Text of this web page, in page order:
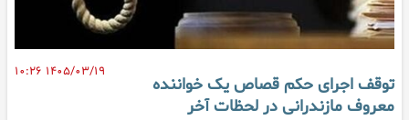
۱۴۰۵/۰۳/۱۹ ۱۰:۲۶
توقف اجرای حکم قصاص یک خواننده
معروف مازندرانی در لحظات آخر